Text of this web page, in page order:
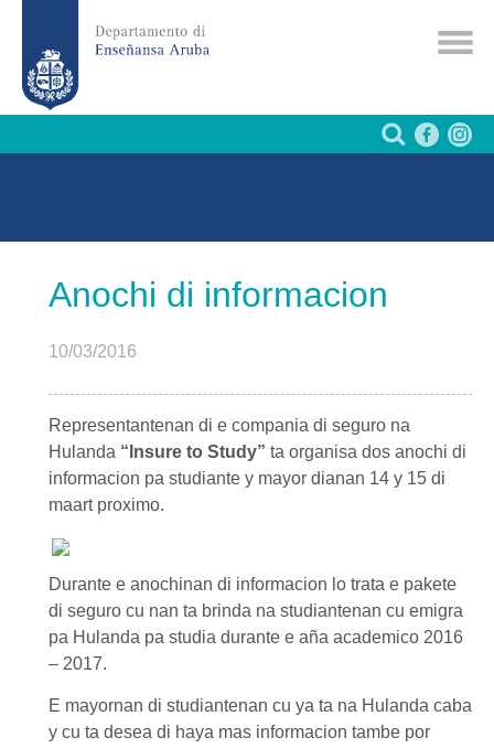
Anochi di informacion
10/03/2016
Representantenan di e compania di seguro na
Hulanda “Insure to Study” ta organisa dos anochi di
informacion pa studiante y mayor dianan 14 y 15 di
maart proximo.
Durante e anochinan di informacion lo trata e pakete
di seguro cu nan ta brinda na studiantenan cu emigra
pa Hulanda pa studia durante e aña academico 2016
– 2017.
E mayornan di studiantenan cu ya ta na Hulanda caba
y cu ta desea di haya mas informacion tambe por